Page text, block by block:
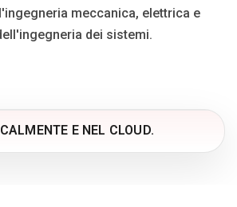
meccanica, elettrica e
dei sistemi.
E NEL CLOUD.